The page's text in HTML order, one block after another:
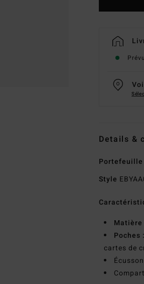
Details &
Portefeuille
Style
Matière
Poches :
cartes de